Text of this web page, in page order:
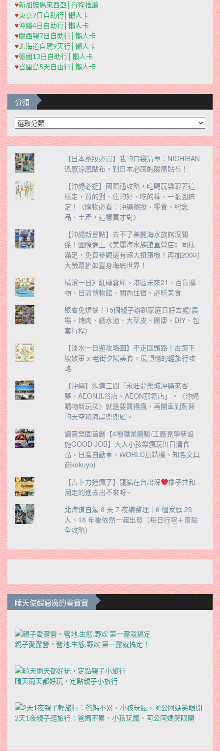
♥新加坡馬來西亞│行程推薦
♥東京7日自助行│懶人卡
♥沖繩4日自助行│懶人卡
♥關西親7日自助行│懶人卡
♥北海道自駕9天行│懶人卡
♥德國13日自助行│懶人卡
♥峇厘島5天自由行│懶人卡
分類
分
類
【日本藥妝必買】我的口袋清單：NICHIBAN
溫感涼感貼布，到日本必囤的酸痛貼布！
【沖繩必逛】國際通攻略，吃喝玩樂跟著這
樣走，買的對、住的好、吃的棒，一張圖搞
定！〈購物必看：沖繩藥妝、零食、紀念
品、土產，這樣買才對〉
【沖繩新景點】去不了美麗海水族館沒關
係！國際通上《美麗海水族館直營店》同樣
滿足，免費參觀還有超大扭蛋機！再加200吋
大螢幕猶如置身海底世界！
橫濱一日》紅磚倉庫、港區未來21、百貨購
物、日清博物館、關內住宿、必吃美食
聚會免煩惱！15個親子辦趴家庭日好去處(農
場、烤肉、戲水池、大草皮、團康、DIY、包
套行程)
【淡水一日遊攻略圖】不走回頭路！古蹟下
坡散策 x 老街夕陽美食，最順暢的輕旅行攻
略
【沖繩】逛這三間「永旺夢樂城沖繩來客
夢、AEON北谷店、AEON那霸店」。〈沖繩
購物新玩法〉就是要買得瘋，再開車到蔚藍
的天空和海岸兜兜風。
讀賣樂園首創【4種職業體驗/工廠見學新設
施GOOD JOB】大人小孩樂瘋玩!!(日清食
品、日產自動車、WORLD島精機、知名文具
商kokuyo)
【吉卜力迷瘋了】龍貓在台出沒
橡子共和
國走的進去出不來呀~
北海道自駕 8 天 7 夜總整理｜6 個家庭 23
人、18 年後依然一起出發（每日行程＋景點
全攻略）
睡天使醒惡魔的書寶寶
親子愛露營。營地.生態.野炊 第一露就搞定！
晴天雨天都好玩，定點親子小旅行
2天1夜親子輕旅行：爸媽不累、小孩玩瘋、阿公阿媽笑眼開